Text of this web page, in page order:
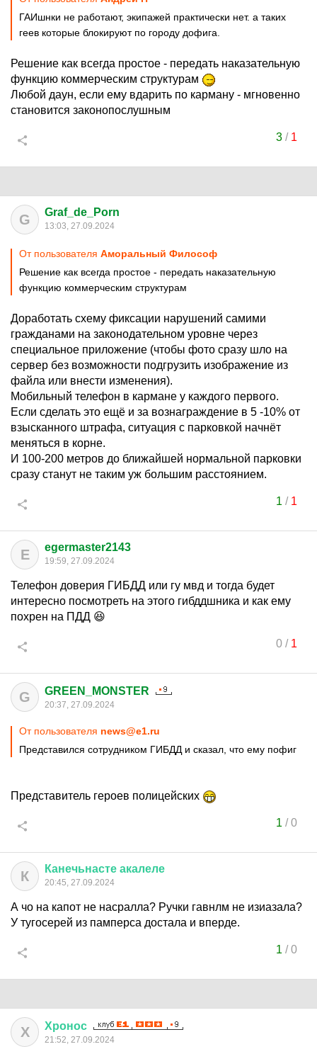
ГАИшнки не работают, экипажей практически нет. а таких
геев которые блокируют по городу дофига.
Решение как всегда простое - передать наказательную
функцию коммерческим структурам
Любой даун, если ему вдарить по карману - мгновенно
становится законопослушным
3/ 1
G Graf_de_Porn
13:03, 27.09.2024
От пользователя Аморальный Философ
Решение как всегда простое - передать наказательную
функцию коммерческим структурам
Доработать схему фиксации нарушений самими
гражданами на законодательном уровне через
специальное приложение (чтобы фото сразу шло на
сервер без возможности подгрузить изображение из
файла или внести изменения).
Мобильный телефон в кармане у каждого первого.
Если сделать это ещё и за вознаграждение в 5 -10% от
взысканного штрафа, ситуация с парковкой начнёт
меняться в корне.
И 100-200 метров до ближайшей нормальной парковки
сразу станут не таким уж большим расстоянием.
1 / 1
E egermaster2143
19:59, 27.09.2024
Телефон доверия ГИБДД или гу мвд и тогда будет
интересно посмотреть на этого гибддшника и как ему
похрен на ПДД 😆
0/ 1
G GREEN_MONSTER
20:37, 27.09.2024
От пользователя news@e1.ru
Представился сотрудником ГИБДД и сказал, что ему пофиг
Представитель героев полицейских
1 /0
К Канечьнасте акалеле
20:45, 27.09.2024
А чо на капот не насралла? Ручки гавнлм не изиазала?
У тугосерей из памперса достала и вперде.
1 /0
Х Хронос
21:52, 27.09.2024